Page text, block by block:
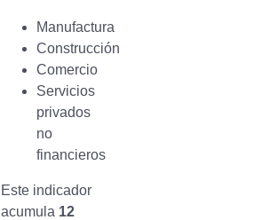
Manufactura
Construcción
Comercio
Servicios
privados
no
financieros
Este indicador
acumula 12